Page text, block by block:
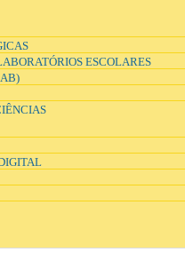
ESCOLARES
store/apps/details?